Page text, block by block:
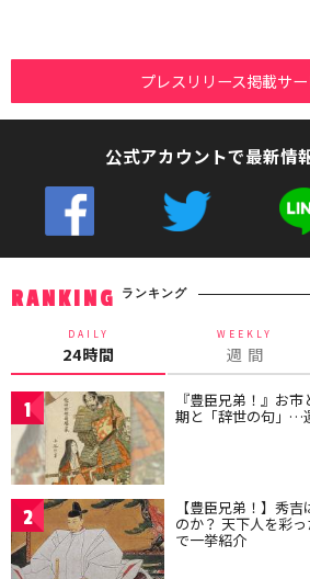
プレスリリース掲載サ
公式アカウントで最新情
RANKING ランキング
DAILY
24時間
WEEKLY
週 間
1 『豊臣兄弟！』お
期と「辞世の句」…
2 【豊臣兄弟！】秀
のか？ 天下人を彩
で一挙紹介